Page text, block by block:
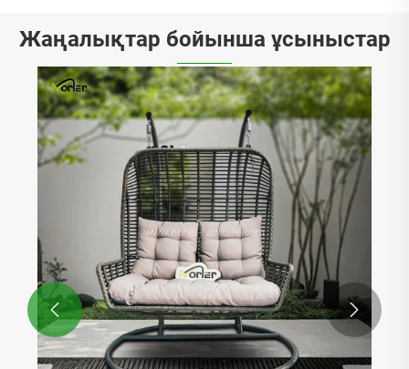
Жаңалықтар бойынша ұсыныстар
 